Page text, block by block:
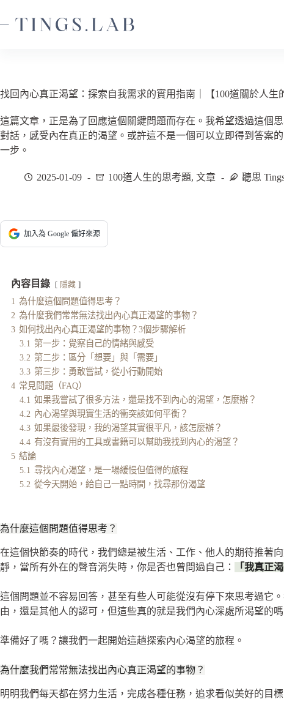
至
找回內心真正渴望：探索自我需求的實用指南｜【100道關於人生
這篇文章，正是為了回應這個關鍵問題而存在。我希望透過這個
對話，感受內在真正的渴望。或許這不是一個可以立即得到答案
一步。
2025-01-09 100道人生的思考題, 文章 聽思
加入為 Google 偏好來源
內容目錄 隱藏
1 為什麼這個問題值得思考？
2 為什麼我們常常無法找出內心真正渴望的事物？
3 如何找出內心真正渴望的事物？3個步驟解析
3.1 第一步：覺察自己的情緒與感受
3.2 第二步：區分「想要」與「需要」
3.3 第三步：勇敢嘗試，從小行動開始
4 常見問題（FAQ）
4.1 如果我嘗試了很多方法，還是找不到內心的渴望，怎麼辦？
4.2 內心渴望與現實生活的衝突該如何平衡？
4.3 如果最後發現，我的渴望其實很平凡，該怎麼辦？
4.4 有沒有實用的工具或書籍可以幫助我找到內心的渴望？
5 結論
5.1 尋找內心渴望，是一場緩慢但值得的旅程
5.2 從今天開始，給自己一點時間，找尋那份渴望
為什麼這個問題值得思考？
在這個快節奏的時代，我們總是被生活、工作、他人的期待推著
靜，當所有外在的聲音消失時，你是否也曾問過自己：
「我真正
這個問題並不容易回答，甚至有些人可能從沒有停下來思考過它
由，還是其他人的認可，但這些真的就是我們內心深處所渴望的嗎
準備好了嗎？讓我們一起開始這趟探索內心渴望的旅程。
為什麼我們常常無法找出內心真正渴望的事物？
明明我們每天都在努力生活，完成各種任務，追求看似美好的目